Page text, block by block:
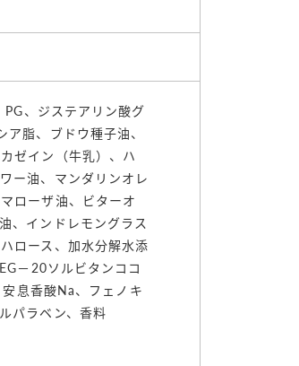
、ジステアリン酸グ
脂、ブドウ種子油、
ゼイン（牛乳）、ハ
ー油、マンダリンオレ
ローザ油、ビターオ
、インドレモングラス
ロース、加水分解水添
－20ソルビタンココ
息香酸Na、フェノキ
パラベン、香料